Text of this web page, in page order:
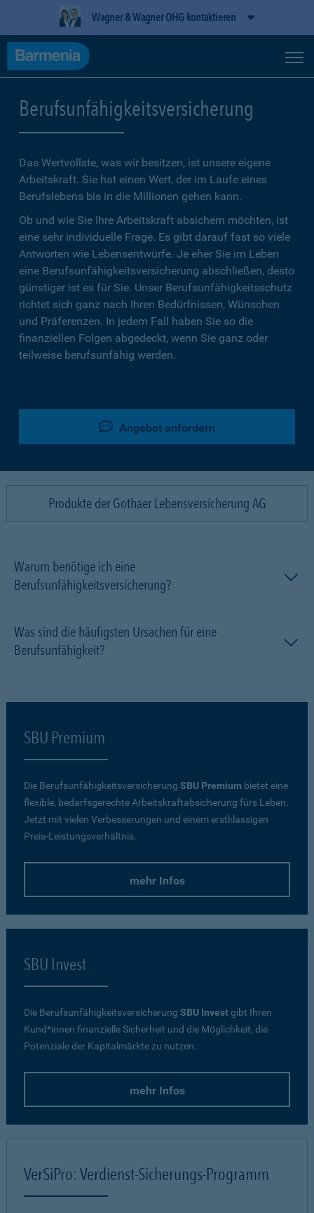
Wagner & Wagner OHG kontaktieren
Berufsunfähigkeitsversicherung
Das Wertvollste, was wir besitzen, ist unsere eigene
Arbeitskraft. Sie hat einen Wert, der im Laufe eines
Berufslebens bis in die Millionen gehen kann.
Ob und wie Sie Ihre Arbeitskraft absichern möchten, ist
eine sehr individuelle Frage. Es gibt darauf fast so viele
Antworten wie Lebensentwürfe. Je eher Sie im Leben
eine Berufsunfähigkeitsversicherung abschließen, desto
günstiger ist es für Sie. Unser Berufsunfähigkeitsschutz
richtet sich ganz nach Ihren Bedürfnissen, Wünschen
und Präferenzen. In jedem Fall haben Sie so die
finanziellen Folgen abgedeckt, wenn Sie ganz oder
teilweise berufsunfähig werden.
Angebot anfordern
Produkte der Gothaer Lebensversicherung AG
Warum benötige ich eine
Berufsunfähigkeitsversicherung?
Was sind die häufigsten Ursachen für eine
Berufsunfähigkeit?
SBU Premium
Die Berufsunfähigkeitsversicherung SBU Premium bietet eine
flexible, bedarfsgerechte Arbeitskraftabsicherung fürs Leben.
Jetzt mit vielen Verbesserungen und einem erstklassigen
Preis-Leistungsverhältnis.
mehr Infos
SBU Invest
Die Berufsunfähigkeitsversicherung SBU Investgibt Ihren
Kund*innen finanzielle Sicherheit und die Möglichkeit, die
Potenziale der Kapitalmärkte zu nutzen.
mehr Infos
VerSiPro: Verdienst-Sicherungs-Programm